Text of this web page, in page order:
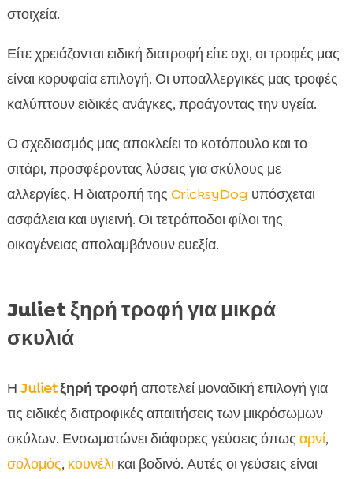
στοιχεία.
Είτε χρειάζονται ειδική διατροφή είτε οχι, οι τροφές μας
είναι κορυφαία επιλογή. Οι υποαλλεργικές μας τροφές
καλύπτουν ειδικές ανάγκες, προάγοντας την υγεία.
Ο σχεδιασμός μας αποκλείει το κοτόπουλο και το
σιτάρι, προσφέροντας λύσεις για σκύλους με
αλλεργίες. Η διατροπή της CricksyDogυπόσχεται
ασφάλεια και υγιεινή. Οι τετράποδοι φίλοι της
οικογένειας απολαμβάνουν ευεξία.
Juliet ξηρή τροφή για μικρά
σκυλιά
Η Julietξηρή τροφή αποτελεί μοναδική επιλογή για
τις ειδικές διατροφικές απαιτήσεις των μικρόσωμων
σκύλων. Ενσωματώνει διάφορες γεύσεις όπως αρνί,
σολομός, κουνέλικαι βοδινό. Αυτές οι γεύσεις είναι